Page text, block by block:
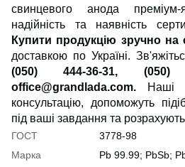
свинцевого
анода преміум-
надійність та наявність
Купити продукцію зручно на
доставкою по Україні.
(050) 444-36-31,
office@grandlada.com. Наші
консультацію, допоможуть
під ваші завдання та розрахують
ГОСТ
3778-98
Марка
Pb 99.99; PbSb;